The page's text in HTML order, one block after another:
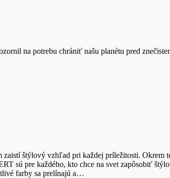
na potrebu chrániť našu planétu pred
štýlový vzhľad pri každej príležitosti. Okrem
sú pre každého, kto chce na svet zapôsobiť
farby sa prelínajú a…